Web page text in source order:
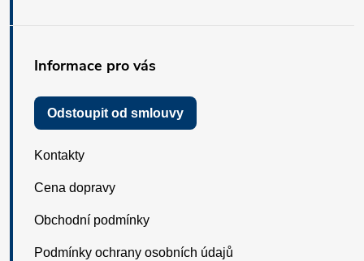
Informace pro vás
Odstoupit od smlouvy
Kontakty
Cena dopravy
Obchodní podmínky
Podmínky ochrany osobních údajů